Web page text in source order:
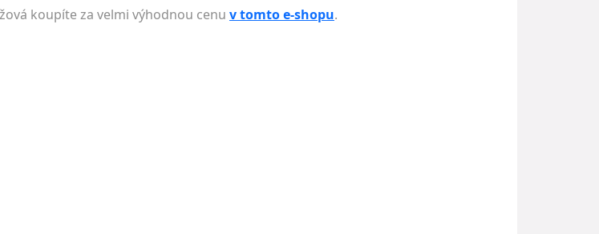
koupíte za velmi výhodnou cenu v tomto e-shopu.